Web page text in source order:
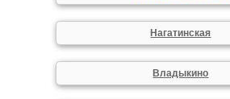
Нагатинская
Владыкино